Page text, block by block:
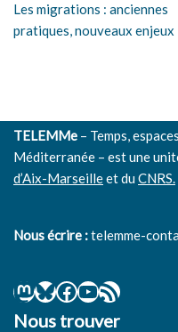
Les migrations : anciennes
pratiques, nouveaux enjeux
TELEMMe – Temps,
Méditerranée – est une
d’Aix-Marseilleet duCNRS.
Nous écrire :telemme-
Nous trouver